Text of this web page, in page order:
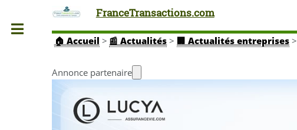
FranceTransactions.com
🏠 Accueil > 📰 Actualités > 🏢 Actualités entreprises>
Annonce partenaire
Toggle